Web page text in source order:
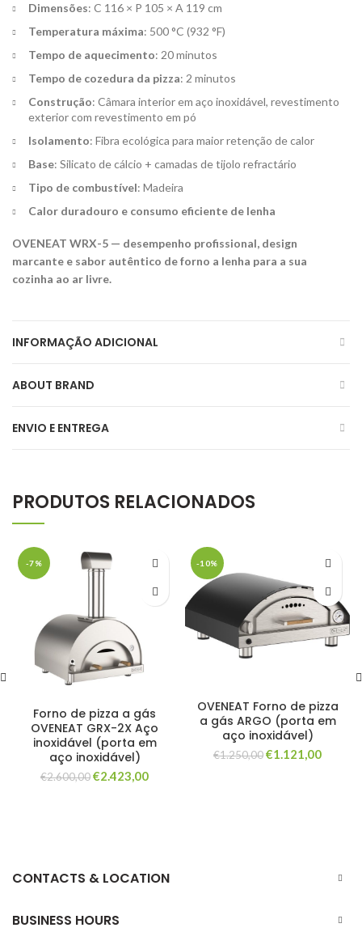
Dimensões: C 116 × P 105 × A 119 cm
Temperatura máxima: 500 °C (932 °F)
Tempo de aquecimento: 20 minutos
Tempo de cozedura da pizza: 2 minutos
Construção: Câmara interior em aço inoxidável, revestimento
exterior com revestimento em pó
Isolamento: Fibra ecológica para maior retenção de calor
Base: Silicato de cálcio + camadas de tijolo refractário
Tipo de combustível: Madeira
Calor duradouro e consumo eficiente de lenha
OVENEAT WRX-5 — desempenho profissional, design
marcante e sabor autêntico de forno a lenha para a sua
cozinha ao ar livre.
INFORMAÇÃO ADICIONAL
ABOUT BRAND
ENVIO E ENTREGA
PRODUTOS RELACIONADOS
-7%
Forno de pizza a gás
OVENEAT GRX-2X Aço
inoxidável (porta em
aço inoxidável)
€2.600,00O
€2.423,00O
-10%
OVENEAT Forno de pizza
a gás ARGO (porta em
aço inoxidável)
€1.250,00O
€1.121,00O
CONTACTS & LOCATION
BUSINESS HOURS